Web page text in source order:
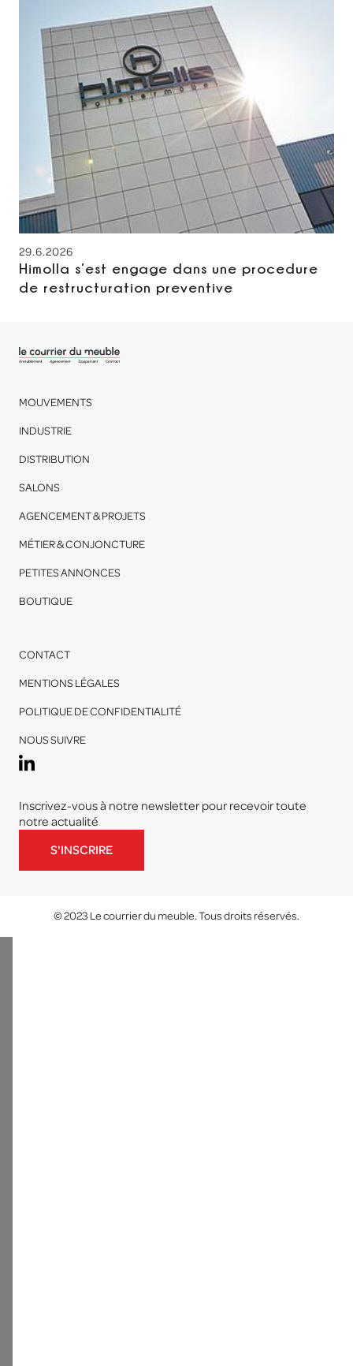
29.6.2026
Himolla s’est engage dans une procedure
de restructuration preventive
MOUVEMENTS
INDUSTRIE
DISTRIBUTION
SALONS
AGENCEMENT & PROJETS
MÉTIER & CONJONCTURE
PETITES ANNONCES
BOUTIQUE
CONTACT
MENTIONS LÉGALES
POLITIQUE DE CONFIDENTIALITÉ
NOUS SUIVRE
Inscrivez-vous à notre newsletter pour recevoir toute
notre actualité
S'INSCRIRE
© 2023 Le courrier du meuble. Tous droits réservés.